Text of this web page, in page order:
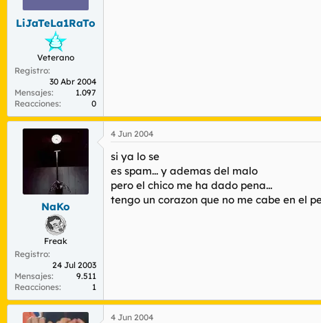
LiJaTeLa1RaTo
Veterano
Registro
30 Abr 2004
Mensajes
1.097
Reacciones
0
NaKo
Freak
Registro
24 Jul 2003
Mensajes
9.511
Reacciones
1
4 Jun 2004
si ya lo se
es spam... y ademas del malo
pero el chico me ha dado pena...
tengo un corazon que no me cabe en el
4 Jun 2004